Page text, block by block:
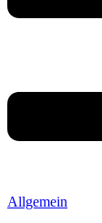
Allgemein